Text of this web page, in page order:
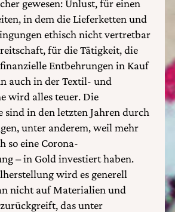
gewesen: Unlust, für einen
in dem die Lieferketten und
ethisch nicht vertretbar
für die Tätigkeit, die
Entbehrungen in Kauf
auch in der Textil- und
wird alles teuer. Die
sind in den letzten Jahren durch
unter anderem, weil mehr
so eine Corona-
– in Gold investiert haben.
wird es generell
nicht auf Materialien und
das unter